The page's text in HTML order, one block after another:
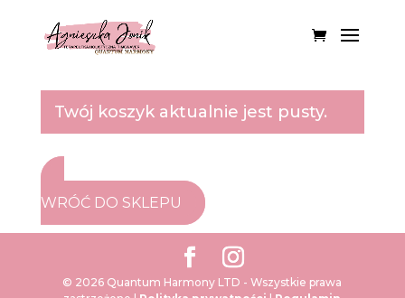
Twój koszyk aktualnie jest pusty.
WRÓĆ DO SKLEPU
© 2026 Quantum Harmony LTD - Wszystkie prawa